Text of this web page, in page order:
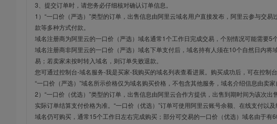
3、提交订单时，请您务必仔细核对确认订单信息。
1）“一口价（严选）”类型的订单，出售信息由阿里云域名用户直接发布，阿里云参与交
款等多种方式付款。
域名注册商为阿里云的一口价（严选）域名通常1个工作日完成交易，个别情况可能需要5个
域名注册商非阿里云的一口价（严选）域名下单支付后，域名持有人须在10个自然日内
易；若卖家未按时转入域名，则订单失败退款。
您可通过控制台-域名服务-我是买家-我购买的域名列表查看进展。购买成功后，可在控制台
“一口价（严选）”域名所示价格仅为域名购买价格，不包含其他服务，域名介绍信息由卖家
2）“一口价（优选）”类型的订单，出售信息由阿里云合作方提供，出售到期时间为该次
实际订单结算支付价格为准。“一口价（优选）”订单可使用阿里云账号余额、在线支付以
域名仍可购买，通常15个工作日左右完成购买；部分可交易的一口价（优选）域名由于